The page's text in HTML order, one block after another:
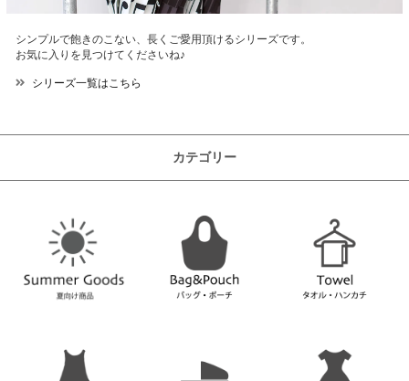
シンプルで飽きのこない、長くご愛用頂けるシリーズです。
お気に入りを見つけてくださいね♪
シリーズ一覧はこちら
カテゴリー